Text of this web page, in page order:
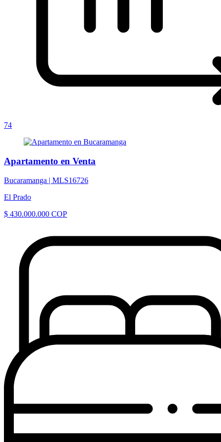
74
Apartamento en Venta
Bucaramanga | MLS16726
El Prado
$ 430.000.000 COP